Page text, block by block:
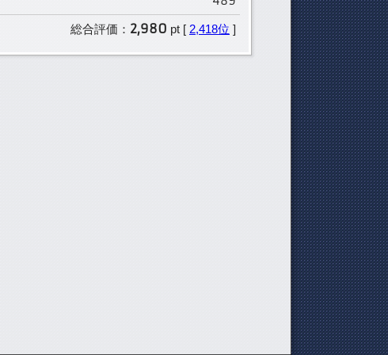
総合評価： 2,980 pt [ 2,418位 ]